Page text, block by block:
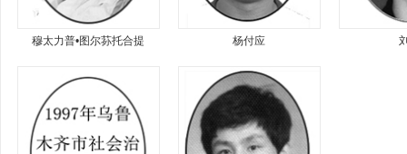
穆太力普•图尔荪托合提 杨付应